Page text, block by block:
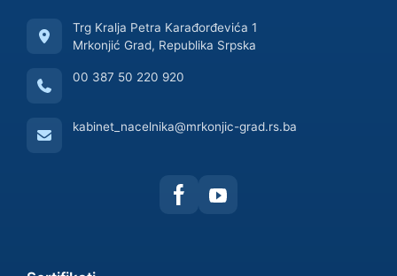
Trg Kralja Petra Karađorđevića 1
Mrkonjić Grad, Republika Srpska
00 387 50 220 920
kabinet_nacelnika@mrkonjic-grad.rs.ba